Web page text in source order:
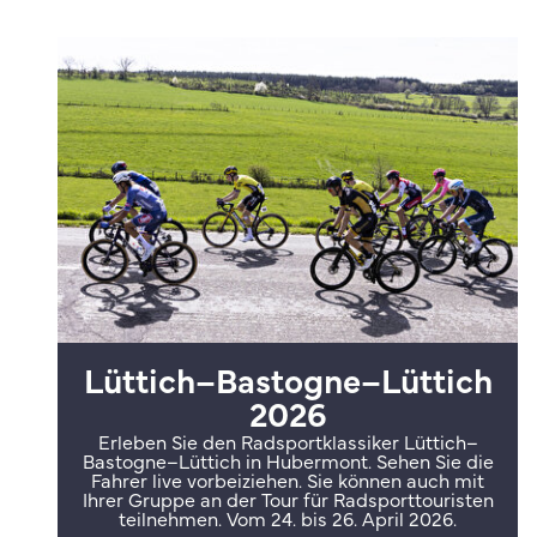
Lüttich–Bastogne–Lüttich
2026
Erleben Sie den Radsportklassiker Lüttich–
Bastogne–Lüttich in Hubermont. Sehen Sie die
Fahrer live vorbeiziehen. Sie können auch mit
Ihrer Gruppe an der Tour für Radsporttouristen
teilnehmen. Vom 24. bis 26. April 2026.